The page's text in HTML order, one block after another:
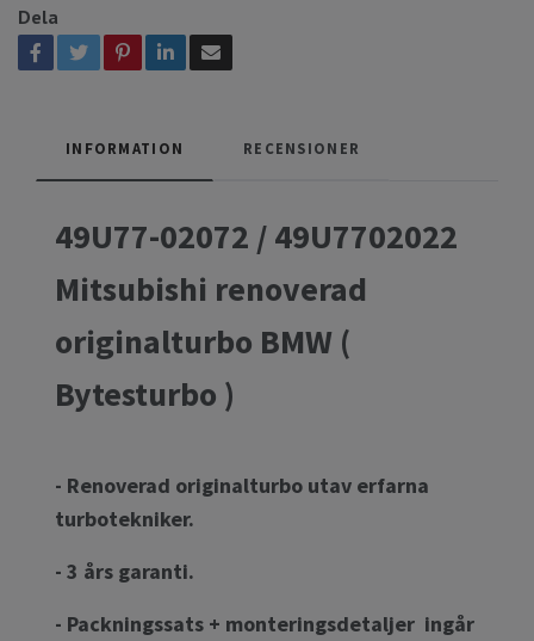
Dela
INFORMATION RECENSIONER
49U77-02072 / 49U7702022
Mitsubishi renoverad
originalturbo BMW (
Bytesturbo )
- Renoverad originalturbo utav erfarna
turbotekniker.
- 3 års garanti.
- Packningssats + monteringsdetaljer ingår